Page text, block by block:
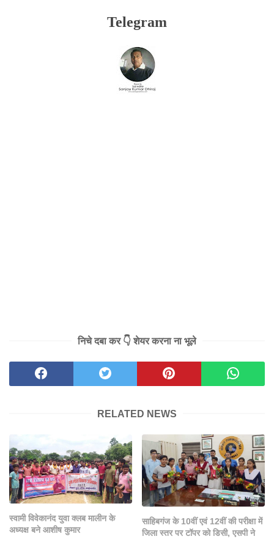
Telegram
निचे दबा कर 👇 शेयर करना ना भूले
RELATED NEWS
स्वामी विवेकानंद युवा क्लब मालीन के
अध्यक्ष बने आशीष कुमार
साहिबगंज के 10वीं एवं 12वीं की परीक्षा में
जिला स्तर पर टॉपर को डिसी, एसपी ने